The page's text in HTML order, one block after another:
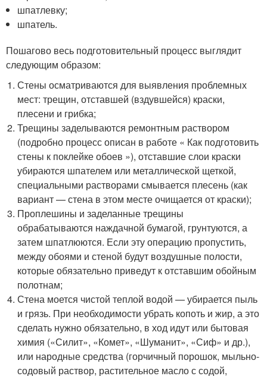
шпатлевку;
шпатель.
Пошагово весь подготовительный процесс выглядит
следующим образом:
Стены осматриваются для выявления проблемных
мест: трещин, отставшей (вздувшейся) краски,
плесени и грибка;
Трещины заделываются ремонтным раствором
(подробно процесс описан в работе « Как подготовить
стены к поклейке обоев »), отставшие слои краски
убираются шпателем или металлической щеткой,
специальными растворами смывается плесень (как
вариант — стена в этом месте очищается от краски);
Проплешины и заделанные трещины
обрабатываются наждачной бумагой, грунтуются, а
затем шпатлюются. Если эту операцию пропустить,
между обоями и стеной будут воздушные полости,
которые обязательно приведут к отставшим обойным
полотнам;
Стена моется чистой теплой водой — убирается пыль
и грязь. При необходимости убрать копоть и жир, а это
сделать нужно обязательно, в ход идут или бытовая
химия («Силит», «Комет», «Шуманит», «Сиф» и др.),
или народные средства (горчичный порошок, мыльно-
содовый раствор, растительное масло с содой,